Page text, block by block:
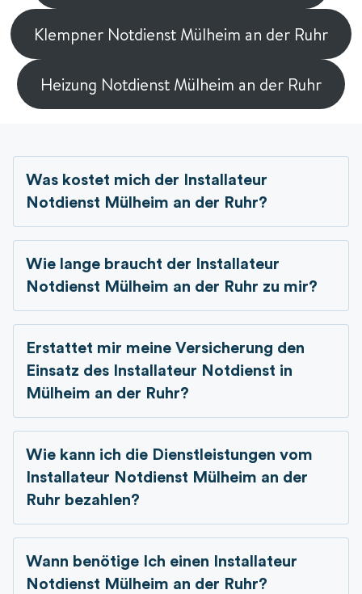
Klempner Notdienst Mülheim an der Ruhr
Heizung Notdienst Mülheim an der Ruhr
Was kostet mich der Installateur
Notdienst Mülheim an der Ruhr?
Wie lange braucht der Installateur
Notdienst Mülheim an der Ruhr zu mir?
Erstattet mir meine Versicherung den
Einsatz des Installateur Notdienst in
Mülheim an der Ruhr?
Wie kann ich die Dienstleistungen vom
Installateur Notdienst Mülheim an der
Ruhr bezahlen?
Wann benötige Ich einen Installateur
Notdienst Mülheim an der Ruhr?